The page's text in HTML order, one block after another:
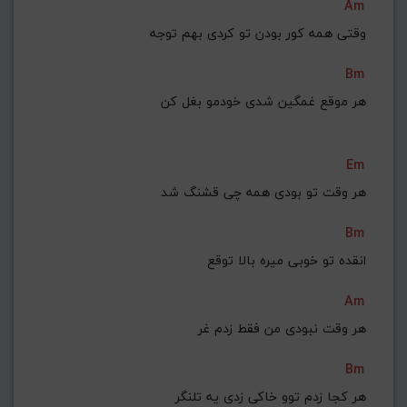
Am
وقتی همه کور بودن تو کردی بهم توجه
Bm
هر موقع غمگین شدی خودمو بغل کن
Em
هر وقت تو بودی همه چی قشنگ شد
Bm
انقده تو خوبی میره بالا توقع
Am
هر وقت نبودی من فقط زدم غر
Bm
هر کجا زدم توو خاکی زدی یه تلنگر